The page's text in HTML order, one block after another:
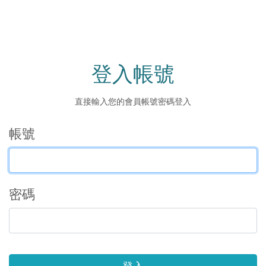
登入帳號
直接輸入您的會員帳號密碼登入
帳號
密碼